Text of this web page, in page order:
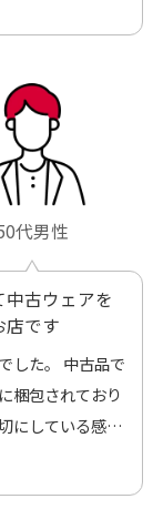
代男性
中古ウェアを
店です
した。 中古品で
梱包されており
にしている感が